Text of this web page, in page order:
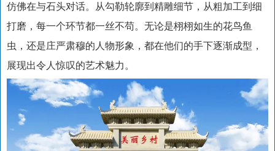
仿佛在与石头对话。从勾勒轮廓到精雕细节，从粗加工到细
打磨，每一个环节都一丝不苟。无论是栩栩如生的花鸟鱼
虫，还是庄严肃穆的人物形象，都在他们的手下逐渐成型，
展现出令人惊叹的艺术魅力。